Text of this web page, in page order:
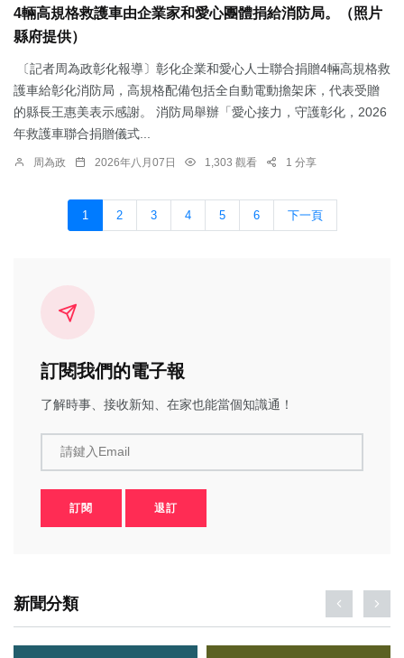
4輛高規格救護車由企業家和愛心團體捐給消防局。（照片
縣府提供）
〔記者周為政彰化報導〕彰化企業和愛心人士聯合捐贈4輛高規格救
護車給彰化消防局，高規格配備包括全自動電動擔架床，代表受贈
的縣長王惠美表示感謝。 消防局舉辦「愛心接力，守護彰化，2026
年救護車聯合捐贈儀式...
周為政 2026年八月07日 1,303 觀看 1 分享
1 2 3 4 5 6 下一頁
訂閱我們的電子報
了解時事、接收新知、在家也能當個知識通！
請鍵入Email
訂閱 退訂
新聞分類